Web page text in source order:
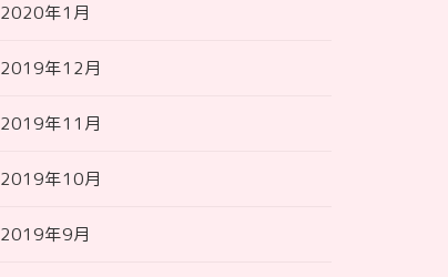
2020年1月
2019年12月
2019年11月
2019年10月
2019年9月